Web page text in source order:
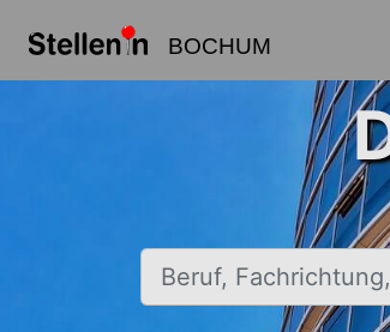
BOCHUM
Beruf, Fachrichtung, Firma